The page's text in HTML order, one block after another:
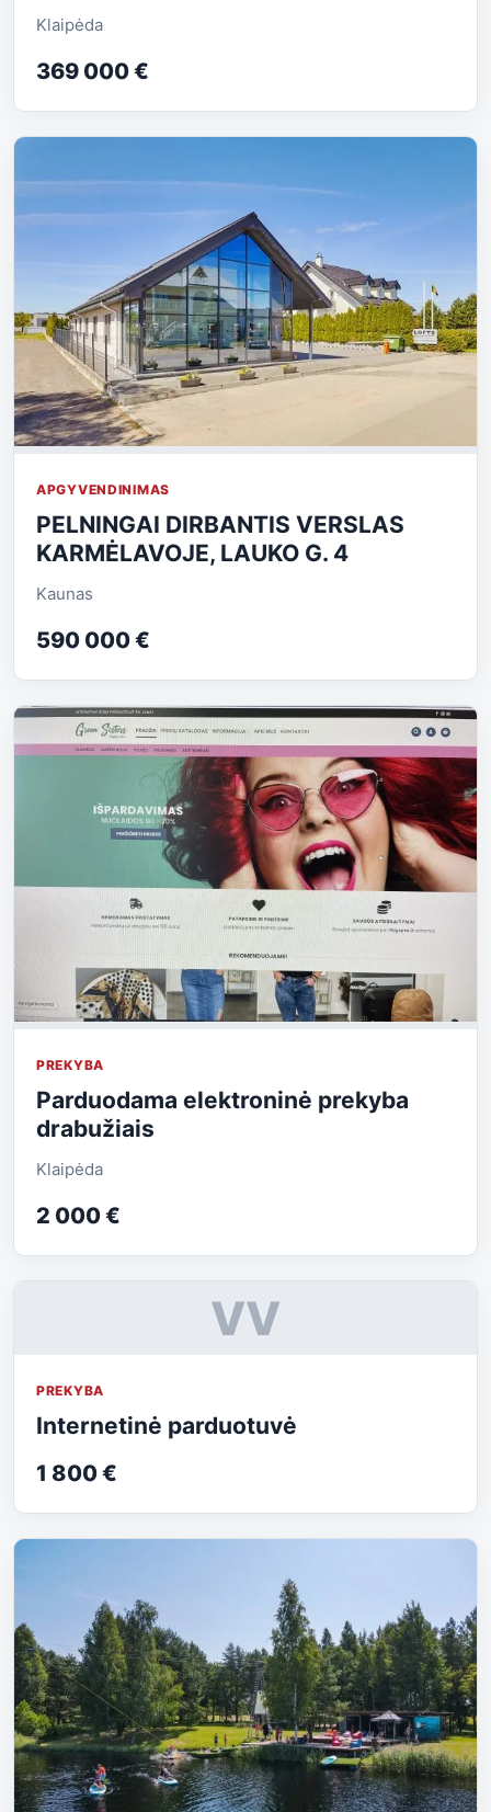
Klaipėda
369 000 €
APGYVENDINIMAS
PELNINGAI DIRBANTIS VERSLAS
KARMĖLAVOJE, LAUKO G. 4
Kaunas
590 000 €
PREKYBA
Parduodama elektroninė prekyba
drabužiais
Klaipėda
2 000 €
VV
PREKYBA
Internetinė parduotuvė
1 800 €